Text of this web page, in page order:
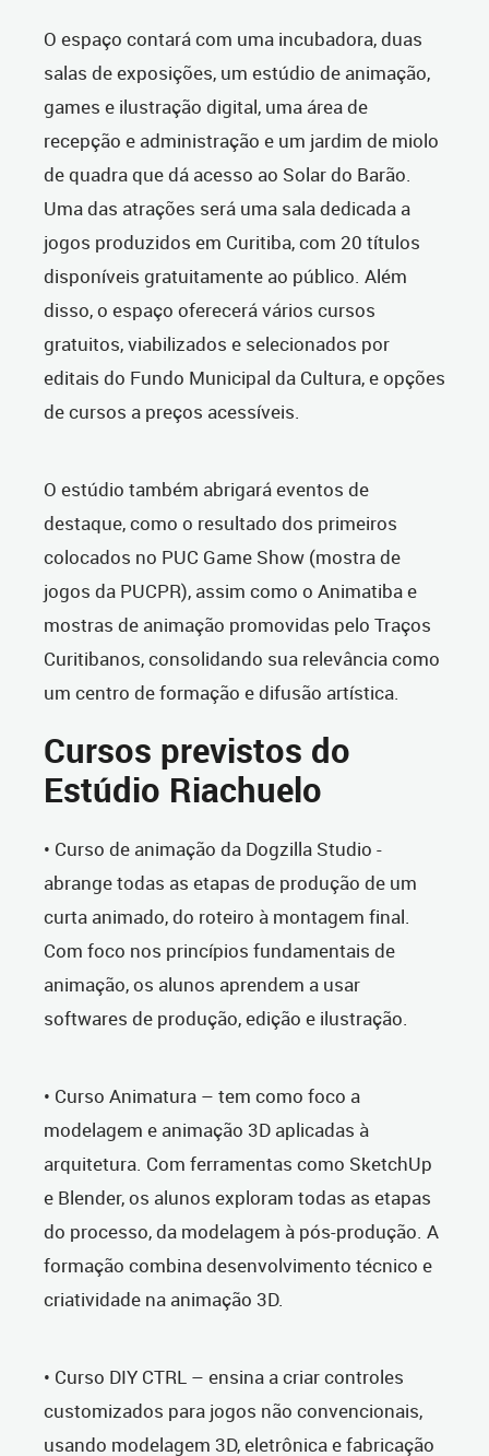
O espaço contará com uma incubadora, duas
salas de exposições, um estúdio de animação,
games e ilustração digital, uma área de
recepção e administração e um jardim de miolo
de quadra que dá acesso ao Solar do Barão.
Uma das atrações será uma sala dedicada a
jogos produzidos em Curitiba, com 20 títulos
disponíveis gratuitamente ao público. Além
disso, o espaço oferecerá vários cursos
gratuitos, viabilizados e selecionados por
editais do Fundo Municipal da Cultura, e opções
de cursos a preços acessíveis.
O estúdio também abrigará eventos de
destaque, como o resultado dos primeiros
colocados no PUC Game Show (mostra de
jogos da PUCPR), assim como o Animatiba e
mostras de animação promovidas pelo Traços
Curitibanos, consolidando sua relevância como
um centro de formação e difusão artística.
Cursos previstos do
Estúdio Riachuelo
• Curso de animação da Dogzilla Studio -
abrange todas as etapas de produção de um
curta animado, do roteiro à montagem final.
Com foco nos princípios fundamentais de
animação, os alunos aprendem a usar
softwares de produção, edição e ilustração.
• Curso Animatura – tem como foco a
modelagem e animação 3D aplicadas à
arquitetura. Com ferramentas como SketchUp
e Blender, os alunos exploram todas as etapas
do processo, da modelagem à pós-produção. A
formação combina desenvolvimento técnico e
criatividade na animação 3D.
• Curso DIY CTRL – ensina a criar controles
customizados para jogos não convencionais,
usando modelagem 3D, eletrônica e fabricação